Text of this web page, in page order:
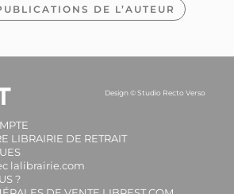
Alpine : 1955-2025 :
automobile depuis 70
JÉRÉMY SATIS
DE L’AUTEUR
Design ©Studio Recto Verso
LIBRAIRIE DE RETRAIT
lalibrairie.com
?